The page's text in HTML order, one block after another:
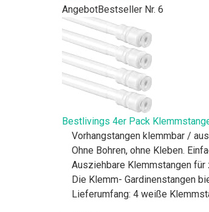
AngebotBestseller Nr. 6
Bestlivings 4er Pack
Vorhangstangen klemmbar /
Ohne Bohren, ohne Kleben.
Ausziehbare Klemmstangen für
Die Klemm- Gardinenstangen
Lieferumfang: 4 weiße